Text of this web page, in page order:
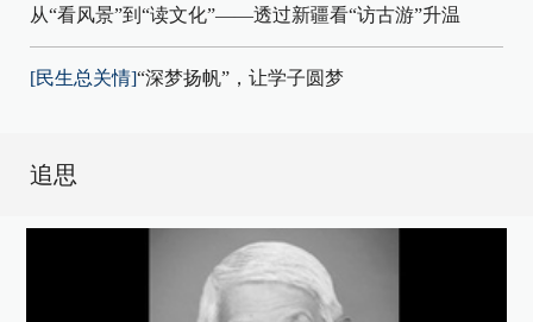
从“看风景”到“读文化”——透过新疆看“访古游”升温
[民生总关情]“深梦扬帆”，让学子圆梦
追思